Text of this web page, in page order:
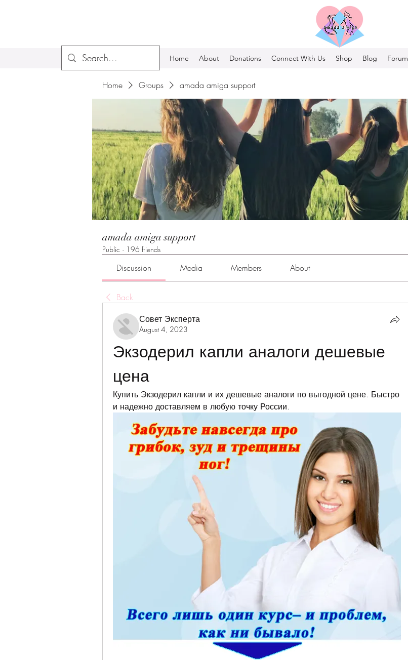
Home About Donations Connect With Us Shop Blog Forum
Home Groups amada amiga support
amada amiga support
Public · 196 friends
Discussion Media Members About
Back
Совет Эксперта
August 4, 2023
Экзодерил капли аналоги дешевые
цена
Купить Экзодерил капли и их дешевые аналоги по выгодной цене. Быстро
и надежно доставляем в любую точку России.